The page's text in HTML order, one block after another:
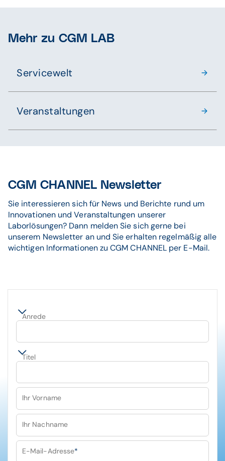
Mehr zu CGM LAB
Servicewelt
Veranstaltungen
CGM CHANNEL Newsletter
Sie interessieren sich für News und Berichte rund um
Innovationen und Veranstaltungen unserer
Laborlösungen? Dann melden Sie sich gerne bei
unserem Newsletter an und Sie erhalten regelmäßig alle
wichtigen Informationen zu CGM CHANNEL per E-Mail.
Anrede
Titel
Ihr Vorname
Ihr Nachname
E-Mail-Adresse*